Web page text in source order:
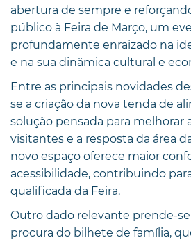
abertura de sempre e
público à Feira de Março, um
profundamente enraizado na
e na sua dinâmica cultural e
Entre as principais novidades
se a criação da nova tenda de
solução pensada para melhorar
visitantes e a resposta da área
novo espaço oferece maior
acessibilidade, contribuindo
qualificada da Feira.
Outro dado relevante prende-
procura do bilhete de família,